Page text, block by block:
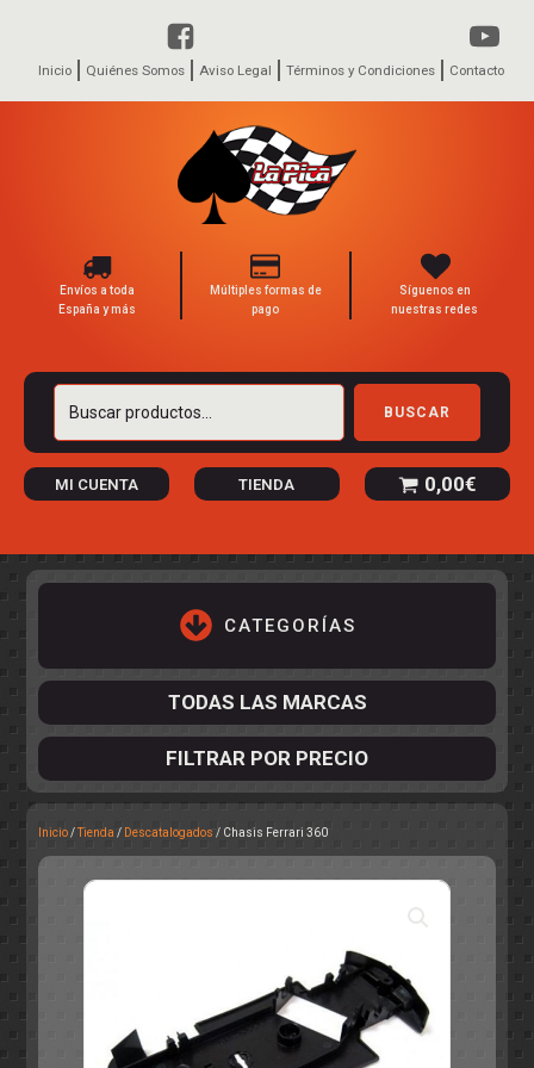
Inicio Quiénes Somos Aviso Legal Términos y Condiciones Contacto
Envíos a toda
España y más
Múltiples formas de
pago
Síguenos en
nuestras redes
Buscar
BUSCAR
MI CUENTA TIENDA 0,00€
CATEGORÍAS
RALLY
TODAS LAS MARCAS
FILTRAR POR PRECIO
Inicio/Tienda / Descatalogados / Chasis Ferrari 360